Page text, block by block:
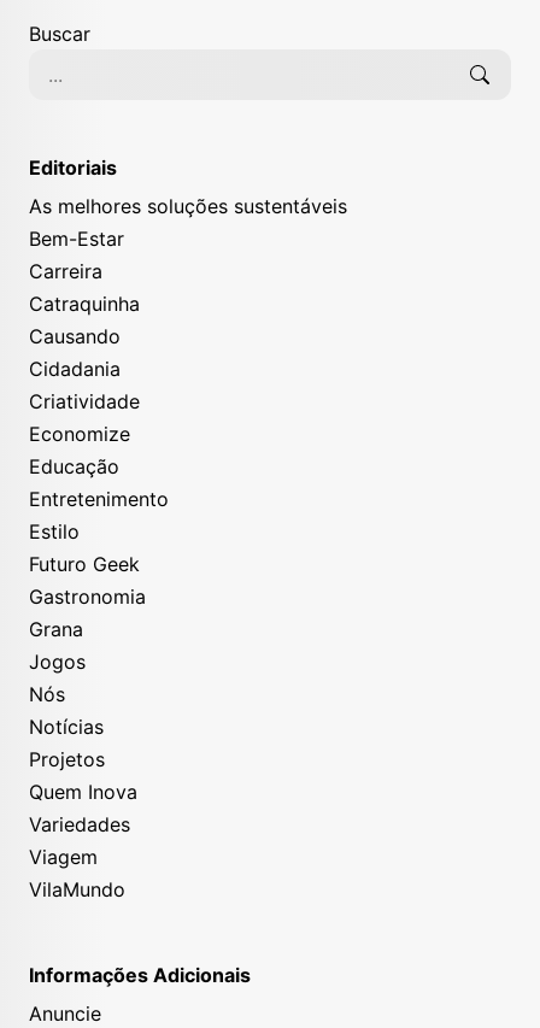
Buscar
Editoriais
As melhores soluções sustentáveis
Bem-Estar
Carreira
Catraquinha
Causando
Cidadania
Criatividade
Economize
Educação
Entretenimento
Estilo
Futuro Geek
Gastronomia
Grana
Jogos
Nós
Notícias
Projetos
Quem Inova
Variedades
Viagem
VilaMundo
Informações Adicionais
Anuncie